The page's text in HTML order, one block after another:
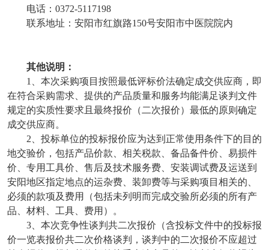
电话： 0372-5117198
联系地址： 安阳市红旗路150号安阳市中医院院内
其他说明：
1、本次采购项目按照最低评标价法确定成交供应商，即
在符合采购需求、提供的产品质量和服务均能满足谈判文件
规定的实质性要求且最终报价（二次报价）最低的原则确定
成交供应商。
2、投标单位的投标报价应为达到正常使用条件下的目的
地交验价，包括产品价款、相关税款、备品备件价、易损件
价、专用工具价、售后及技术服务费、安装调试费及运送到
安阳地区指定地点的运杂费、装卸费等与采购项目相关的、
必须的款项及费用（包括未列明而完成交验所必须的所有产
品、材料、工具、费用）。
3、本次竞争性谈判共二次报价（含投标文件中的投标报
价一览表报价共二次价格谈判，谈判中的二次报价不应超过